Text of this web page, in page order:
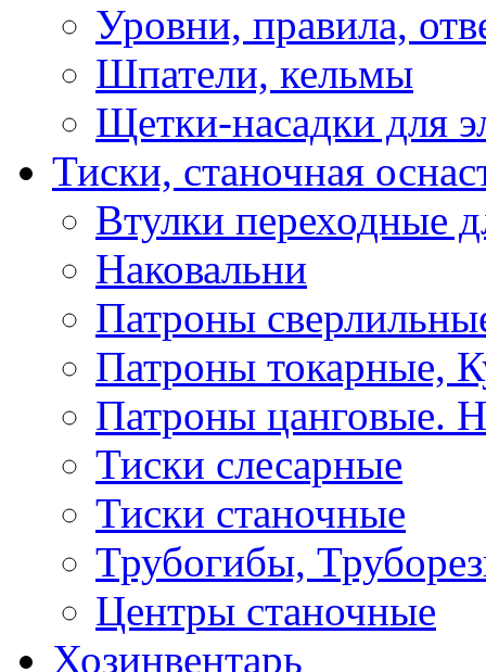
Уровни, правила,
Шпатели, кельмы
Щетки-насадки для
Тиски, станочная
Втулки переходные
Наковальни
Патроны
Патроны токарные,
Патроны цанговые.
Тиски слесарные
Тиски станочные
Трубогибы,
Центры станочные
Хозинвентарь